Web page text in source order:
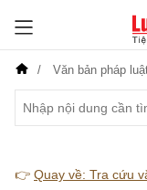
Văn bản pháp
👉 Quay về: Tra cứu